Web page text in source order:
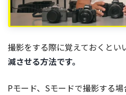
撮影をする際に覚えておくとい
減させる方法です。
Pモード、Sモードで撮影する